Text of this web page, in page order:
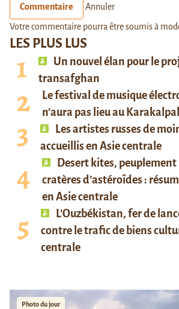
LES PLUS LUS
Un nouvel élan pour le
transafghan
Le festival de musique
n’aura pas lieu au
Les artistes russes de
accueillis en Asie centrale
Desert kites,
cratères d’astéroïdes :
en Asie centrale
L’Ouzbékistan, fer de
contre le trafic de biens
centrale
Photo du jour
Commentaire Annuler
Votre commentaire pourra être soumis à